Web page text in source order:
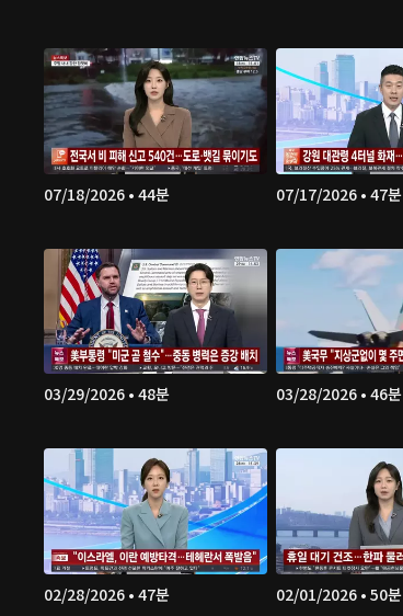
07/18/2026 • 44분 07/17/2026 • 47분
03/29/2026 • 48분 03/28/2026 • 46분
02/28/2026 • 47분 02/01/2026 • 50분